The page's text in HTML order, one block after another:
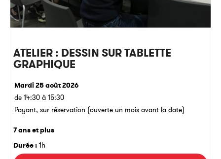
ATELIER : DESSIN SUR TABLETTE
GRAPHIQUE
Mardi 25 août 2026
de 14:30 à 15:30
Payant, sur réservation (ouverte un mois avant la date)
Durée : 1h
7 ans et plus